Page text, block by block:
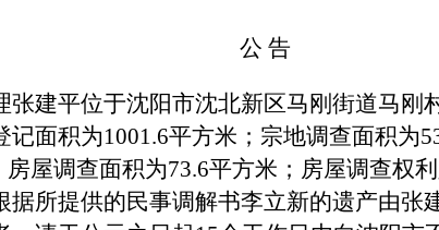
公 告
张建平位于沈阳市沈北新区马刚街道马刚
记面积为1001.6平方米；宗地调查面积为
房屋调查面积为73.6平方米；房屋调查权
据所提供的民事调解书李立新的遗产由张